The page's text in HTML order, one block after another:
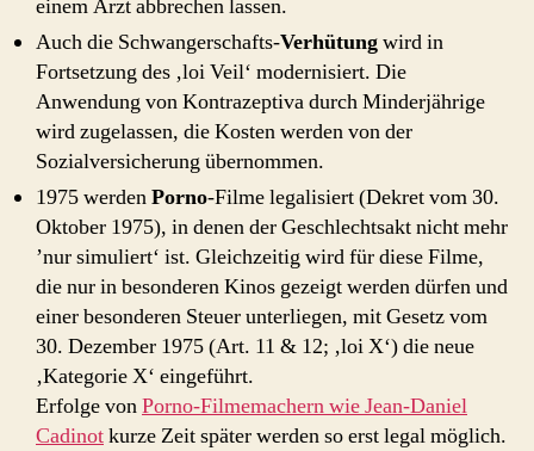
einem Arzt abbrechen lassen.
Auch die Schwangerschafts-Verhütungwird in
Fortsetzung des ‚loi Veil‘ modernisiert. Die
Anwendung von Kontrazeptiva durch Minderjährige
wird zugelassen, die Kosten werden von der
Sozialversicherung übernommen.
1975 werdenPorno-Filme legalisiert (Dekret vom 30.
Oktober 1975), in denen der Geschlechtsakt nicht mehr
’nur simuliert‘ ist. Gleichzeitig wird für diese Filme,
die nur in besonderen Kinos gezeigt werden dürfen und
einer besonderen Steuer unterliegen, mit Gesetz vom
30. Dezember 1975 (Art. 11 & 12; ‚loi X‘) die neue
‚Kategorie X‘ eingeführt.
Erfolge vonPorno-Filmemachern wie Jean-Daniel
Cadinotkurze Zeit später werden so erst legal möglich.